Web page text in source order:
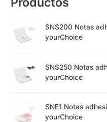
SNS200 Notas
yourChoice
SNS250 Notas
yourChoice
SNE1 Notas
yourChoice